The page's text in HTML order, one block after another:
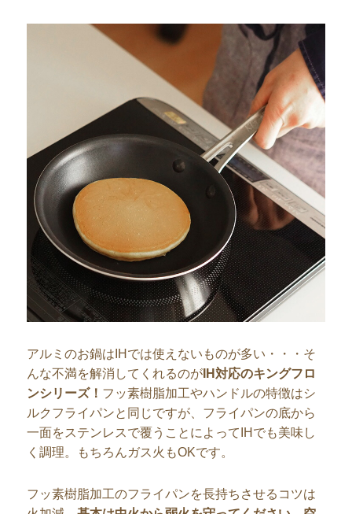
アルミのお鍋はIHでは使えないものが多い・・・そ
んな不満を解消してくれるのが IH対応のキングフロ
ンシリーズ！ フッ素樹脂加工やハンドルの特徴はシ
ルクフライパンと同じですが、フライパンの底から
一面をステンレスで覆うことによってIHでも美味し
く調理。もちろんガス火もOKです。
フッ素樹脂加工のフライパンを長持ちさせるコツは